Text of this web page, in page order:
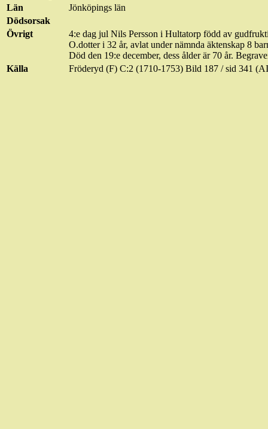
Län
Jönköpings län
Dödsorsak
Övrigt
4:e dag jul Nils Persson i Hultatorp född av
O.dotteri 32 år, avlat under nämnda äktenskap 8
Död den 19:e december, dess ålder är 70 år.
Källa
Fröderyd (F) C:2 (1710-1753) Bild 187 / sid 341